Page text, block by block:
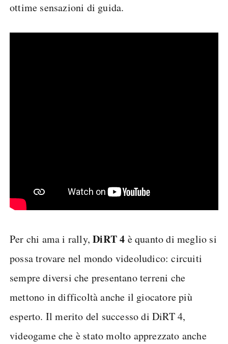
ottime sensazioni di guida.
Per chi ama i rally,DiRT 4 è quanto di meglio si
possa trovare nel mondo videoludico: circuiti
sempre diversi che presentano terreni che
mettono in difficoltà anche il giocatore più
esperto. Il merito del successo di DiRT 4,
videogame che è stato molto apprezzato anche